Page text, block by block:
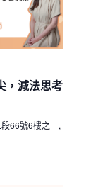
，減法思考
66號6樓之一,